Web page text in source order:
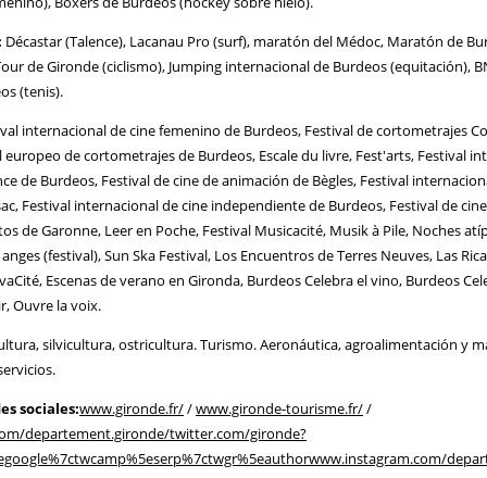
Décastar (Talence), Lacanau Pro (surf), maratón del Médoc, Maratón de
de Gironde (ciclismo), Jumping internacional de Burdeos (equitación),
(tenis).
internacional de cine femenino de Burdeos, Festival de cortometrajes
europeo de cortometrajes de Burdeos, Escale du livre, Fest'arts, Festival
de Burdeos, Festival de cine de animación de Bègles, Festival
Festival internacional de cine independiente de Burdeos, Festival de
de Garonne, Leer en Poche, Festival Musicacité, Musik à Pile, Noches
(festival), Sun Ska Festival, Los Encuentros de Terres Neuves, Las
Escenas de verano en Gironda, Burdeos Celebra el vino, Burdeos
Ouvre la voix.
silvicultura, ostricultura. Turismo. Aeronáutica, agroalimentación y
sociales:www.gironde.fr//www.gironde-tourisme.fr//
departement.gironde/twitter.com/gironde?
www.instagram.com/